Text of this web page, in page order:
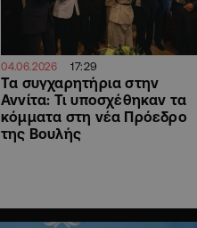
04.06.2026 17:29
Τα συγχαρητήρια στην
Αννίτα: Τι υποσχέθηκαν τα
κόμματα στη νέα Πρόεδρο
της Βουλής